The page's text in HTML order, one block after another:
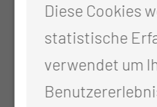
Brustzentrum
Tel.:+49 355 46
Per E-Mail
Diese Cookies
statistische
verwendet um